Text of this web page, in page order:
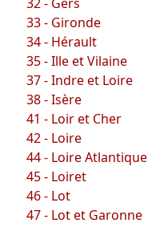
33 - Gironde
34 - Hérault
35 - Ille et Vilaine
37 - Indre et Loire
38 - Isère
41 - Loir et Cher
42 - Loire
44 - Loire Atlantique
45 - Loiret
46 - Lot
47 - Lot et Garonne